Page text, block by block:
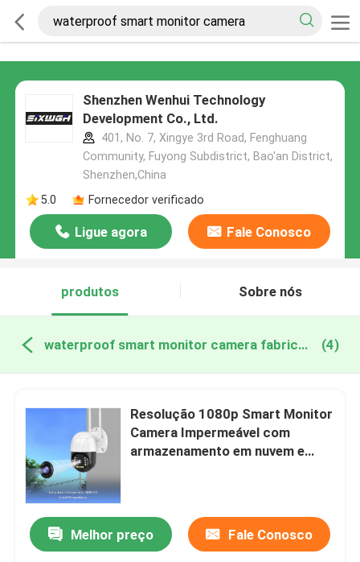
Shenzhen Wenhui Technology
Development Co., Ltd.
401, No. 7, Xingye 3rd Road, Fenghuang
Community, Fuyong Subdistrict, Bao'an District,
Shenzhen,China
5.0
Fornecedor verificado
Ligue agora Fale Conosco
produtos Sobre nós
waterproof smart monitor camera fabricação online (4)
Resolução 1080p Smart Monitor
Camera Impermeável com
armazenamento em nuvem e
Melhor preço Fale Conosco